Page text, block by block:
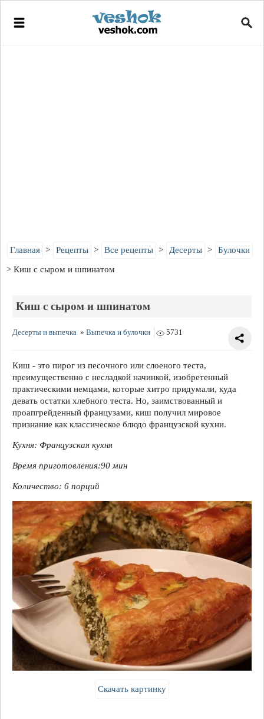
Главная Рецепты Все рецепты Десерты Булочки
Киш с сыром и шпинатом
Киш с сыром и шпинатом
Десерты и выпечка » Выпечка и булочки 5731
Киш - это пирог из песочного или слоеного теста,
преимущественно с несладкой начинкой, изобретенный
практическими немцами, которые хитро придумали, куда
девать остатки хлебного теста. Но, заимствованный и
проапгрейденный французами, киш получил мировое
признание как классическое блюдо французской кухни.
Кухня: Французская кухня
Время приготовления:90 мин
Количество: 6 порций
Скачать картинку